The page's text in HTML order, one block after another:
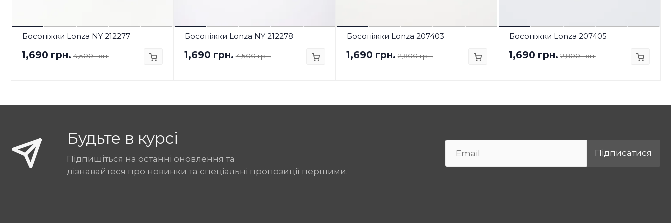
Босоніжки Lonza NY 212277
1,690 грн. 4,500 грн.
Босоніжки Lonza NY 212278
1,690 грн. 4,500 грн.
Босоніжки Lonza 207403
1,690 грн. 2,800 грн.
Босоніжки Lonza 207405
1,690 грн. 2,800 грн.
Будьте в курсі
Підпишіться на останні оновлення та
дізнавайтеся про новинки та спеціальні пропозиції першими.
Підписатися